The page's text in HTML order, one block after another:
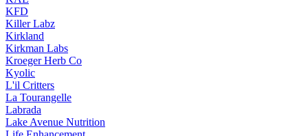
KFD
Killer Labz
Kirkland
Kirkman Labs
Kroeger Herb Co
Kyolic
L'il Critters
La Tourangelle
Labrada
Lake Avenue Nutrition